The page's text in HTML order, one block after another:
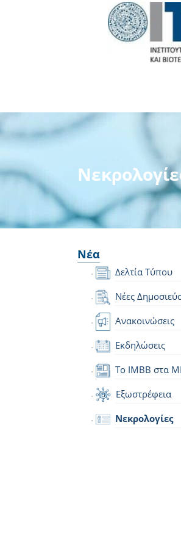
Νέα
Δελτία Τύπου
Νέες
Ανακοινώσεις
Εκδηλώσεις
Το IMBB στα
Εξωστρέφεια
Νεκρολογίες